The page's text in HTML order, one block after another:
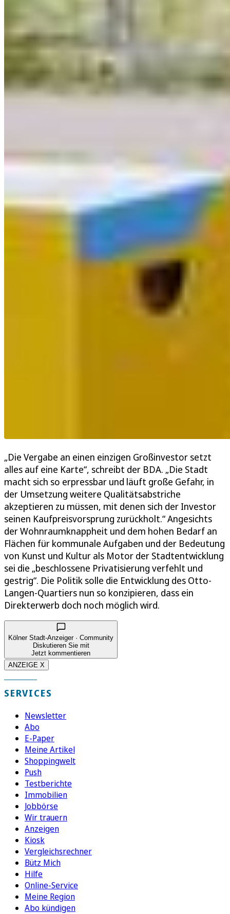
„Die Vergabe an einen einzigen Großinvestor setzt
alles auf eine Karte“, schreibt der BDA. „Die Stadt
macht sich so erpressbar und läuft große Gefahr, in
der Umsetzung weitere Qualitätsabstriche
akzeptieren zu müssen, mit denen sich der Investor
seinen Kaufpreisvorsprung zurückholt.“ Angesichts
der Wohnraumknappheit und dem hohen Bedarf an
Flächen für kommunale Aufgaben und der Bedeutung
von Kunst und Kultur als Motor der Stadtentwicklung
sei die „beschlossene Privatisierung verfehlt und
gestrig“. Die Politik solle die Entwicklung des Otto-
Langen-Quartiers nun so konzipieren, dass ein
Direkterwerb doch noch möglich wird.
Kölner Stadt-Anzeiger · Community
Diskutieren Sie mit
Jetzt kommentieren
ANZEIGE X
SERVICES
Newsletter
Abo
E-Paper
Meine Artikel
Shoppingwelt
Push
Testberichte
Immobilien
Jobbörse
Wir trauern
Anzeigen
Kiosk
Vergleichsrechner
Bütz Mich
Hilfe
Online-Service
Meine Region
Abo kündigen